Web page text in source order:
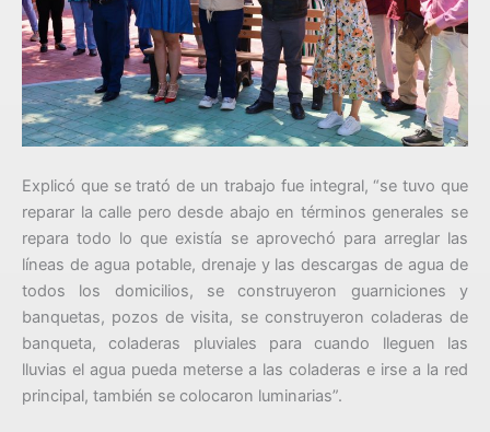
Explicó que se trató de un trabajo fue integral, “se tuvo que
reparar la calle pero desde abajo en términos generales se
repara todo lo que existía se aprovechó para arreglar las
líneas de agua potable, drenaje y las descargas de agua de
todos los domicilios, se construyeron guarniciones y
banquetas, pozos de visita, se construyeron coladeras de
banqueta, coladeras pluviales para cuando lleguen las
lluvias el agua pueda meterse a las coladeras e irse a la red
principal, también se colocaron luminarias”.